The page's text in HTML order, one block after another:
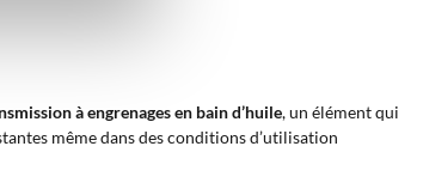
à engrenages en bain d’huile, un élément qui
même dans des conditions d’utilisation